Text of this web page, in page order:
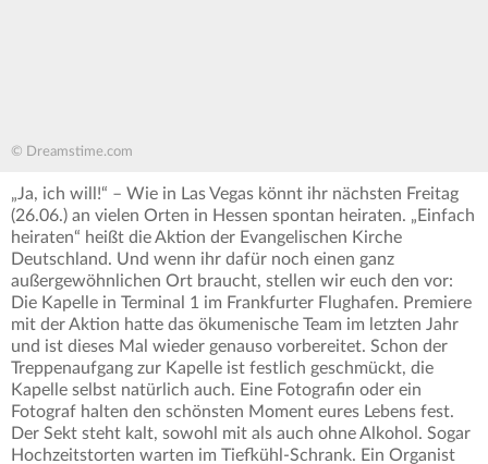
© Dreamstime.com
„Ja, ich will!“ – Wie in Las Vegas könnt ihr nächsten Freitag
(26.06.) an vielen Orten in Hessen spontan heiraten. „Einfach
heiraten“ heißt die Aktion der Evangelischen Kirche
Deutschland. Und wenn ihr dafür noch einen ganz
außergewöhnlichen Ort braucht, stellen wir euch den vor:
Die Kapelle in Terminal 1 im Frankfurter Flughafen. Premiere
mit der Aktion hatte das ökumenische Team im letzten Jahr
und ist dieses Mal wieder genauso vorbereitet. Schon der
Treppenaufgang zur Kapelle ist festlich geschmückt, die
Kapelle selbst natürlich auch. Eine Fotografin oder ein
Fotograf halten den schönsten Moment eures Lebens fest.
Der Sekt steht kalt, sowohl mit als auch ohne Alkohol. Sogar
Hochzeitstorten warten im Tiefkühl-Schrank. Ein Organist